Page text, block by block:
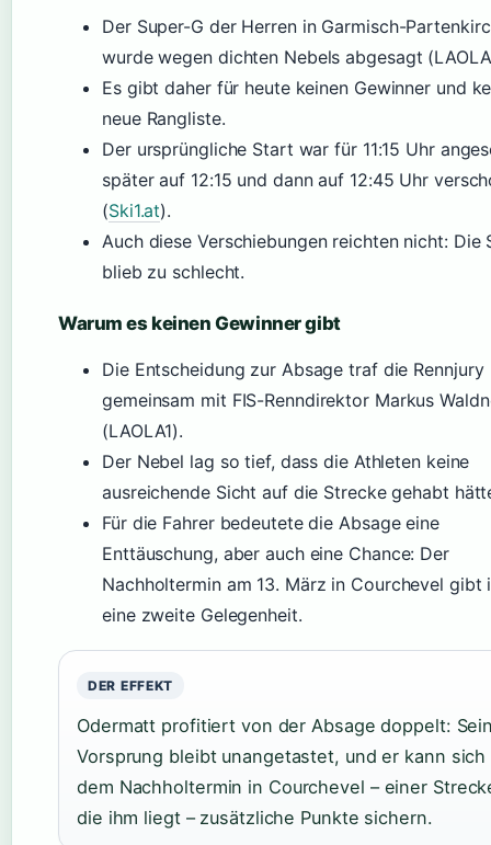
Der Super-G der Herren in Garmisch-
wurde wegen dichten Nebels abgesagt
Es gibt daher für heute keinen Gewinner und
neue Rangliste.
Der ursprüngliche Start war für 11:15 Uhr
später auf 12:15 und dann auf 12:45 Uhr
(Ski1.at).
Auch diese Verschiebungen reichten nicht: Die
blieb zu schlecht.
Warum es keinen Gewinner gibt
Die Entscheidung zur Absage traf die Rennjury
gemeinsam mit FIS-Renndirektor Markus
(LAOLA1).
Der Nebel lag so tief, dass die Athleten keine
ausreichende Sicht auf die Strecke gehabt
Für die Fahrer bedeutete die Absage eine
Enttäuschung, aber auch eine Chance: Der
Nachholtermin am 13. März in Courchevel gibt
eine zweite Gelegenheit.
DER EFFEKT
Odermatt profitiert von der Absage doppelt:
Vorsprung bleibt unangetastet, und er kann sich
dem Nachholtermin in Courchevel – einer
die ihm liegt – zusätzliche Punkte sichern.